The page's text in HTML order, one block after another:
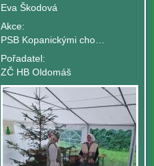
Eva Škodová
Akce:
PSB Kopanickými chodníčky - turnus B
Pořadatel:
ZČ HB Oldomáš